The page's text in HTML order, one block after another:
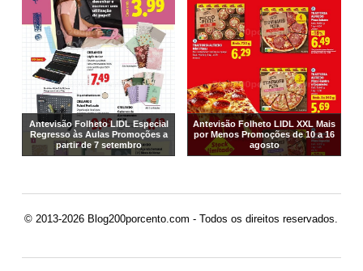
Antevisão Folheto LIDL Especial
Regresso às Aulas Promoções a
partir de 7 setembro
Antevisão Folheto LIDL XXL Mais
por Menos Promoções de 10 a 16
agosto
© 2013-2026 Blog200porcento.com - Todos os direitos reservados.